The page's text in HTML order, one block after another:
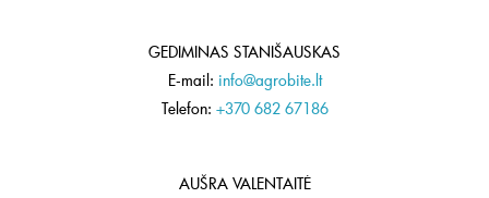
GEDIMINAS STANIŠAUSKAS
E-mail: info@agrobite.lt
Telefon: +370 682 67186
AUŠRA VALENTAITĖ